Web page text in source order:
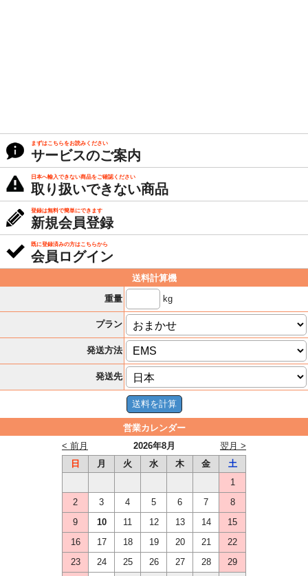
まずはこちらをお読みください
サービスのご案内
日本へ輸入できない商品をご確認ください
取り扱いできない商品
登録は無料で簡単にできます
新規会員登録
既に登録済みの方はこちらから
会員ログイン
送料計算機
重量
kg
プラン
発送方法
発送先
営業カレンダー
2026年8月
< 前月
翌月 >
日
月 火 水 木 金
土
1
2
3 4 5 6 7
8
9
10 11 12 13 14
15
16
17 18 19 20 21
22
23
24 25 26 27 28
29